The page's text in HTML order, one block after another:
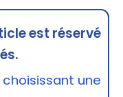
est réservé
une